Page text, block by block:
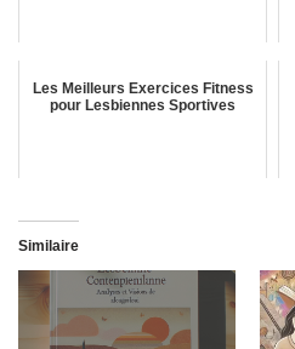
Les Meilleurs Exercices Fitness
pour Lesbiennes Sportives
Similaire